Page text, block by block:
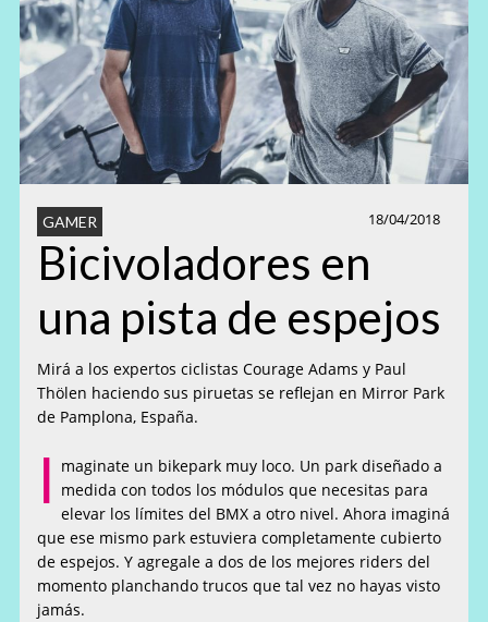
18/04/2018
GAMER
Bicivoladores en
una pista de espejos
Mirá a los expertos ciclistas Courage Adams y Paul
Thölen haciendo sus piruetas se reflejan en Mirror Park
de Pamplona, España.
I maginate un bikepark muy loco. Un park diseñado a
medida con todos los módulos que necesitas para
elevar los límites del BMX a otro nivel. Ahora imaginá
que ese mismo park estuviera completamente cubierto
de espejos. Y agregale a dos de los mejores riders del
momento planchando trucos que tal vez no hayas visto
jamás.